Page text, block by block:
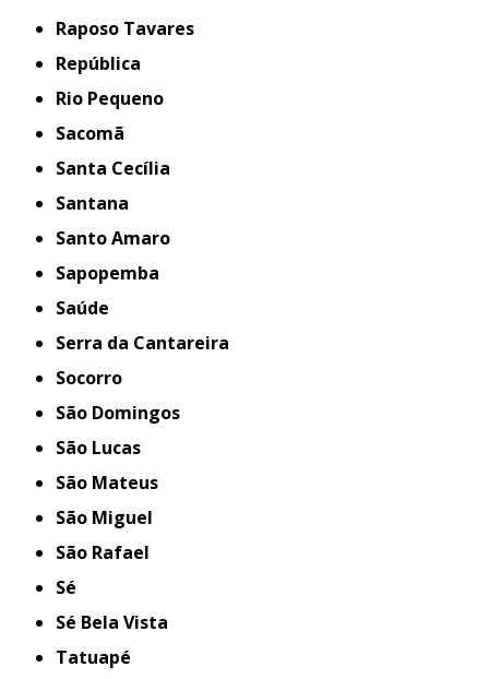
Raposo Tavares
República
Rio Pequeno
Sacomã
Santa Cecília
Santana
Santo Amaro
Sapopemba
Saúde
Serra da Cantareira
Socorro
São Domingos
São Lucas
São Mateus
São Miguel
São Rafael
Sé
Sé Bela Vista
Tatuapé